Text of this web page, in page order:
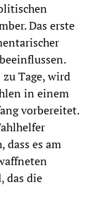
Das erste
Tage, wird
in einem
vorbereitet.
dass es am
das die